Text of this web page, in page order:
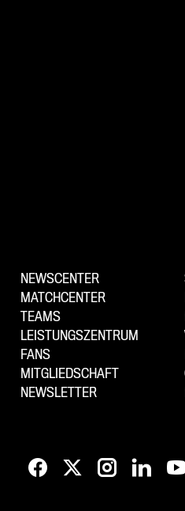
NEWSCENTER
MATCHCENTER
TEAMS
LEISTUNGSZENTRUM
FANS
MITGLIEDSCHAFT
NEWSLETTER